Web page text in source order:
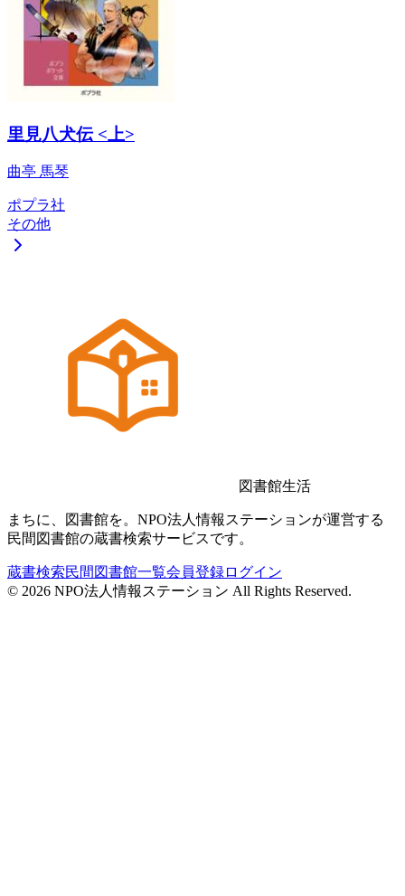
里見八犬伝 <上>
曲亭 馬琴
ポプラ社
その他
図書館生活
まちに、図書館を。NPO法人情報ステーションが運営する
民間図書館の蔵書検索サービスです。
蔵書検索民間図書館一覧会員登録ログイン
© 2026 NPO法人情報ステーション All Rights Reserved.